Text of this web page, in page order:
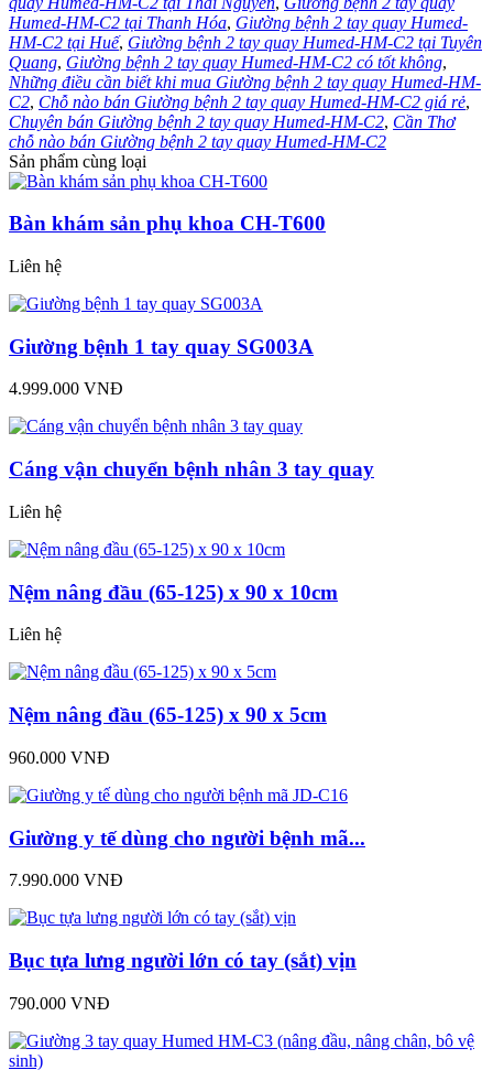
Humed-HM-C2 tại Thanh Hóa, Giường bệnh 2 tay quay Humed-
HM-C2 tại Huế, Giường bệnh 2 tay quay Humed-HM-C2 tại Tuyên
Quang, Giường bệnh 2 tay quay Humed-HM-C2 có tốt không,
Những điều cần biết khi mua Giường bệnh 2 tay quay Humed-HM-
C2, Chỗ nào bán Giường bệnh 2 tay quay Humed-HM-C2 giá rẻ,
Chuyên bán Giường bệnh 2 tay quay Humed-HM-C2, Cần Thơ
chỗ nào bán Giường bệnh 2 tay quay Humed-HM-C2
Sản phẩm cùng loại
Bàn khám sản phụ khoa CH-T600
Liên hệ
Giường bệnh 1 tay quay SG003A
4.999.000 VNĐ
Cáng vận chuyển bệnh nhân 3 tay quay
Liên hệ
Nệm nâng đầu (65-125) x 90 x 10cm
Liên hệ
Nệm nâng đầu (65-125) x 90 x 5cm
960.000 VNĐ
Giường y tế dùng cho người bệnh mã...
7.990.000 VNĐ
Bục tựa lưng người lớn có tay (sắt) vịn
790.000 VNĐ